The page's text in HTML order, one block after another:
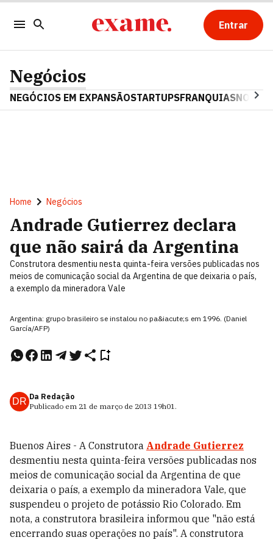
Entrar
Negócios
NEGÓCIOS EM EXPANSÃOSTARTUPSFRANQUIAS
Home Negócios
Andrade Gutierrez declara
que não sairá da Argentina
Construtora desmentiu nesta quinta-feira versões publicadas nos
meios de comunicação social da Argentina de que deixaria o país,
a exemplo da mineradora Vale
Argentina: grupo brasileiro se instalou no pa&iacute;s em 1996. (Daniel
García/AFP)
DR Da Redação
Publicado em 21 de março de 2013 19h01.
Buenos Aires - A Construtora Andrade Gutierrez
desmentiu nesta quinta-feira versões publicadas nos
meios de comunicação social da Argentina de que
deixaria o país, a exemplo da mineradora Vale, que
suspendeu o projeto de potássio Rio Colorado. Em
nota, a construtora brasileira informou que "não está
encerrando suas operações no país". A construtora